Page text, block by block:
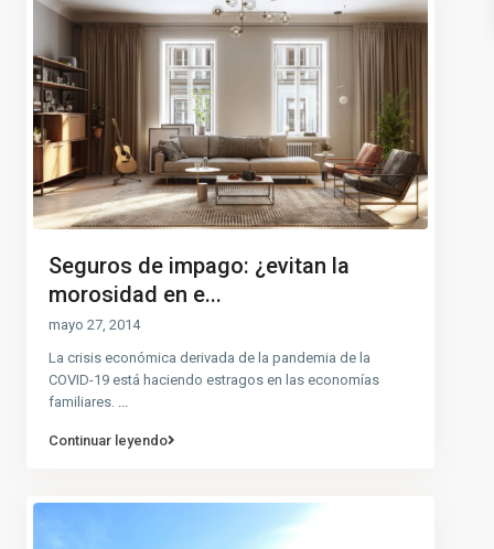
Seguros de impago: ¿evitan la
morosidad en e...
mayo 27, 2014
La crisis económica derivada de la pandemia de la
COVID-19 está haciendo estragos en las economías
familiares.
Continuar leyendo